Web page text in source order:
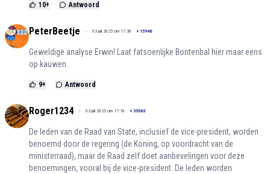
10+ Antwoord
PeterBeetje 03 juli 2025 om 17:36 + 15946
Geweldige analyse Erwin! Laat fatsoenlijke Bontenbal hier maar eens
op kauwen.
9+ Antwoord
Roger1234 03 juli 2025 om 17:18 + 35063
De leden van de Raad van State, inclusief de vice-president, worden
benoemd door de regering (de Koning, op voordracht van de
ministerraad), maar de Raad zelf doet aanbevelingen voor deze
benoemingen, vooral bij de vice-president. De leden worden